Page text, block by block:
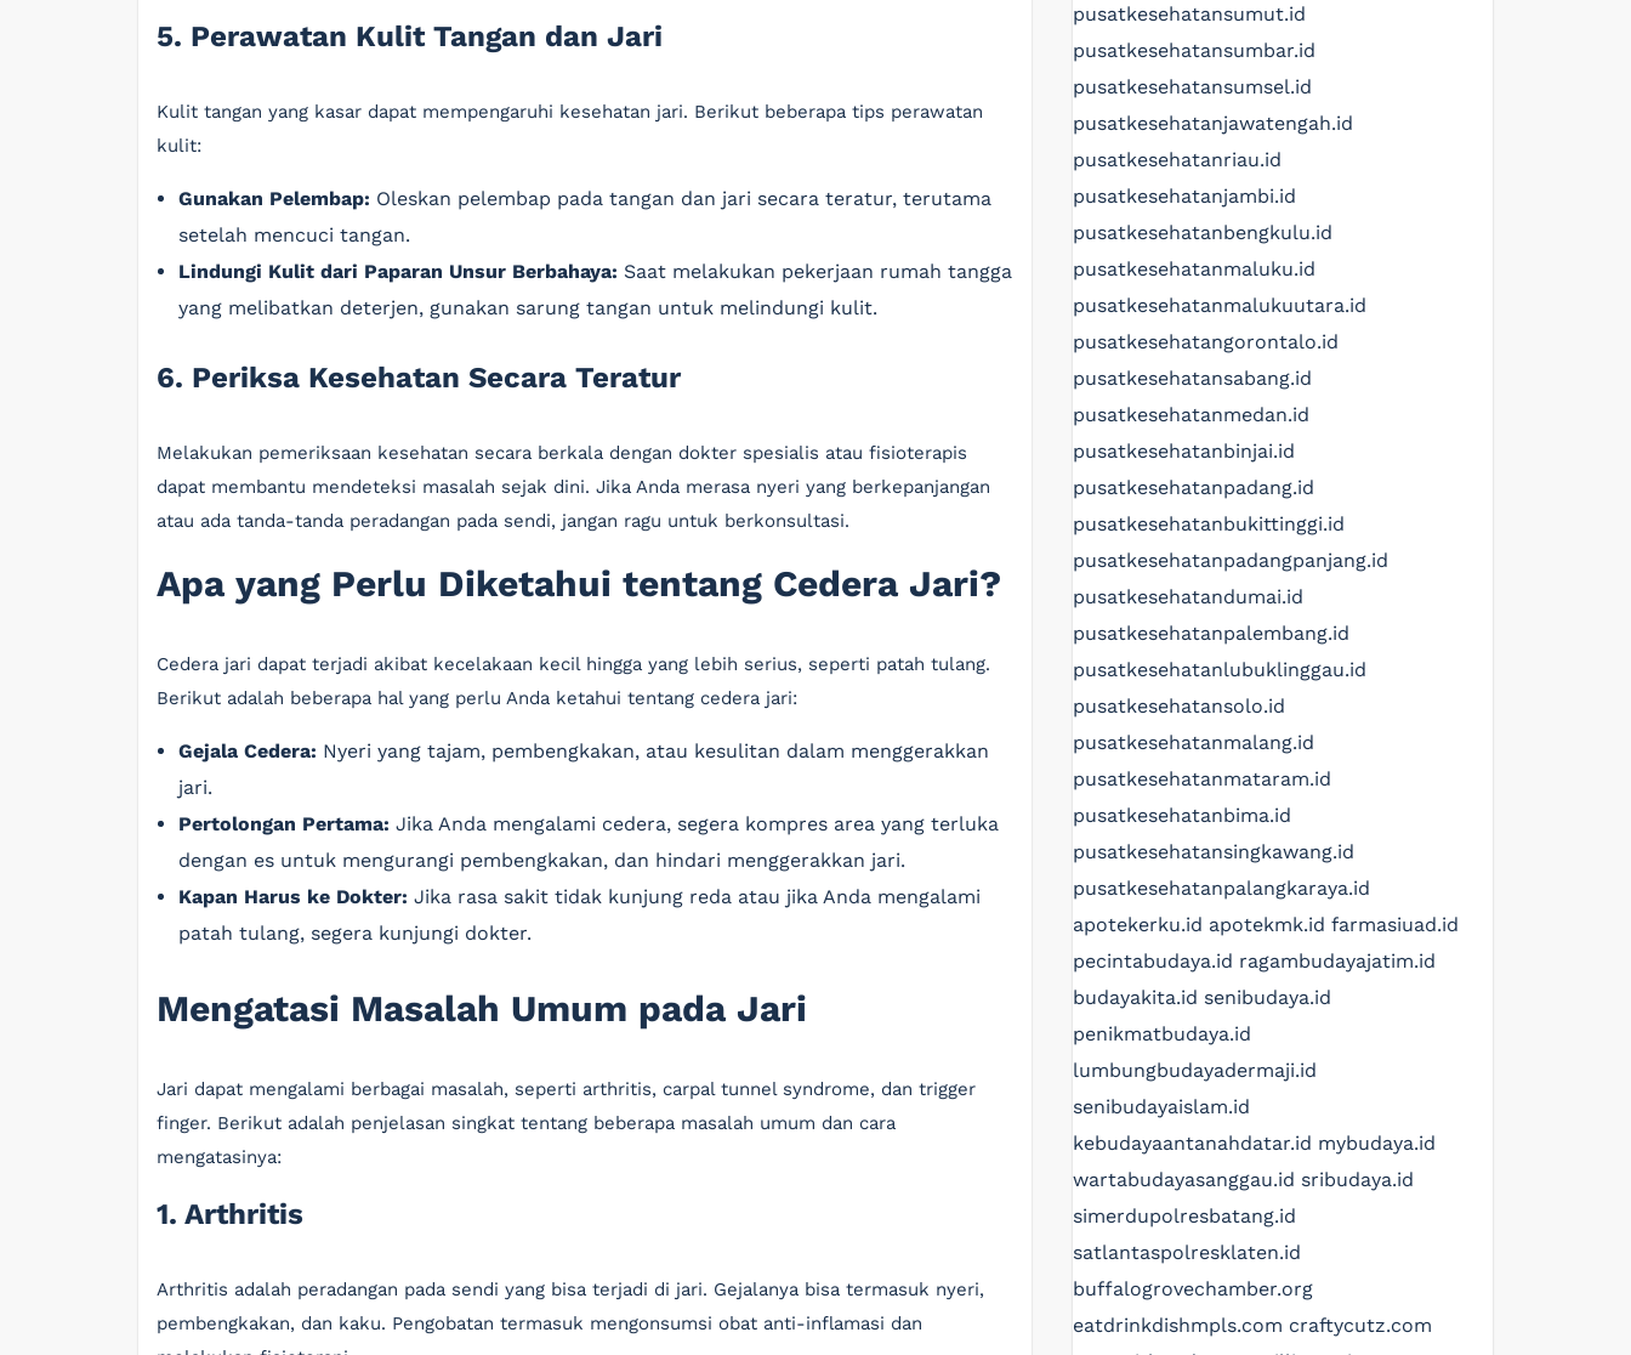
5. Perawatan Kulit Tangan dan Jari
Kulit tangan yang kasar dapat mempengaruhi kesehatan jari. Berikut beberapa tips perawatan
kulit:
Gunakan Pelembap: Oleskan pelembap pada tangan dan jari secara teratur, terutama
setelah mencuci tangan.
Lindungi Kulit dari Paparan Unsur Berbahaya: Saat melakukan pekerjaan rumah tangga
yang melibatkan deterjen, gunakan sarung tangan untuk melindungi kulit.
6. Periksa Kesehatan Secara Teratur
Melakukan pemeriksaan kesehatan secara berkala dengan dokter spesialis atau fisioterapis
dapat membantu mendeteksi masalah sejak dini. Jika Anda merasa nyeri yang berkepanjangan
atau ada tanda-tanda peradangan pada sendi, jangan ragu untuk berkonsultasi.
Apa yang Perlu Diketahui tentang Cedera Jari?
Cedera jari dapat terjadi akibat kecelakaan kecil hingga yang lebih serius, seperti patah tulang.
Berikut adalah beberapa hal yang perlu Anda ketahui tentang cedera jari:
Gejala Cedera: Nyeri yang tajam, pembengkakan, atau kesulitan dalam menggerakkan
jari.
Pertolongan Pertama: Jika Anda mengalami cedera, segera kompres area yang terluka
dengan es untuk mengurangi pembengkakan, dan hindari menggerakkan jari.
Kapan Harus ke Dokter: Jika rasa sakit tidak kunjung reda atau jika Anda mengalami
patah tulang, segera kunjungi dokter.
Mengatasi Masalah Umum pada Jari
Jari dapat mengalami berbagai masalah, seperti arthritis, carpal tunnel syndrome, dan trigger
finger. Berikut adalah penjelasan singkat tentang beberapa masalah umum dan cara
mengatasinya:
1. Arthritis
Arthritis adalah peradangan pada sendi yang bisa terjadi di jari. Gejalanya bisa termasuk nyeri,
pembengkakan, dan kaku. Pengobatan termasuk mengonsumsi obat anti-inflamasi dan
pusatkesehatansumut.id
pusatkesehatansumbar.id
pusatkesehatansumsel.id
pusatkesehatanjawatengah.id
pusatkesehatanriau.id
pusatkesehatanjambi.id
pusatkesehatanbengkulu.id
pusatkesehatanmaluku.id
pusatkesehatanmalukuutara.id
pusatkesehatangorontalo.id
pusatkesehatansabang.id
pusatkesehatanmedan.id
pusatkesehatanbinjai.id
pusatkesehatanpadang.id
pusatkesehatanbukittinggi.id
pusatkesehatanpadangpanjang.id
pusatkesehatandumai.id
pusatkesehatanpalembang.id
pusatkesehatanlubuklinggau.id
pusatkesehatansolo.id
pusatkesehatanmalang.id
pusatkesehatanmataram.id
pusatkesehatanbima.id
pusatkesehatansingkawang.id
pusatkesehatanpalangkaraya.id
apotekerku.id apotekmk.id farmasiuad.id
pecintabudaya.id ragambudayajatim.id
budayakita.id senibudaya.id
penikmatbudaya.id
lumbungbudayadermaji.id
senibudayaislam.id
kebudayaantanahdatar.id mybudaya.id
wartabudayasanggau.id sribudaya.id
simerdupolresbatang.id
satlantaspolresklaten.id
buffalogrovechamber.org
eatdrinkdishmpls.com craftycutz.com